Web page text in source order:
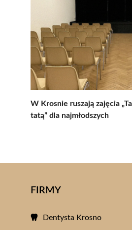
W Krosnie ruszają zajęcia
tatą” dla najmłodszych
FIRMY
Dentysta Krosno